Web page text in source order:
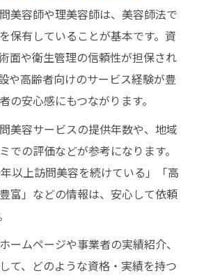
美容師や理美容師は、美容師法で
保有していることが基本です。資
面や衛生管理の信頼性が担保され
や高齢者向けのサービス経験が豊
の安心感にもつながります。
美容サービスの提供年数や、地域
での評価などが参考になります。
以上訪問美容を続けている」「高
富」などの情報は、安心して依頼
ームページや事業者の実績紹介、
て、どのような資格・実績を持つ